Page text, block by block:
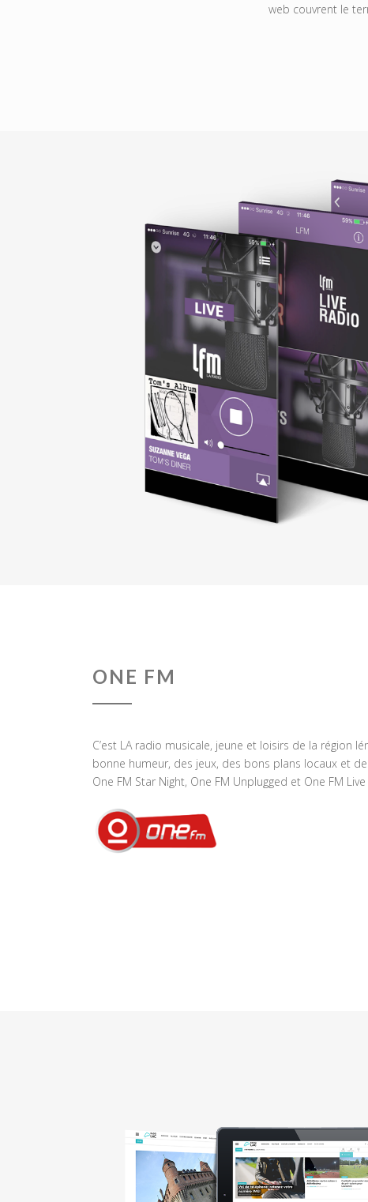
web couvrent le
ONE FM
C’est LA radio musicale, jeune et loisirs de la région
bonne humeur, des jeux, des bons plans locaux et
One FM Star Night, One FM Unplugged et One FM Live